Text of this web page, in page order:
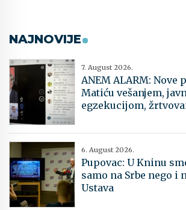
NAJNOVIJE
7. August 2026.
ANEM ALARM: Nove
Matiću vešanjem,
egzekucijom,
6. August 2026.
Pupovac: U Kninu
samo na Srbe nego i
Ustava